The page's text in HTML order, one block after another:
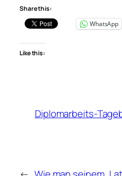
Share this:
WhatsApp
Like this:
Diplomarbeits-